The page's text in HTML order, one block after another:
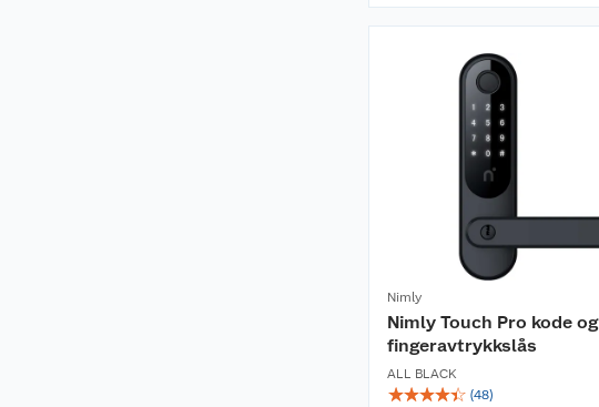
Nimly
Nimly Touch Pro kode og
fingeravtrykkslås
ALL BLACK
☆☆☆☆☆ (48)